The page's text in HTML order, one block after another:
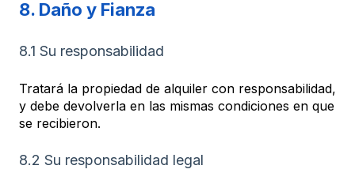
8. Daño y Fianza
8.1 Su responsabilidad
Tratará la propiedad de alquiler con responsabilidad,
y debe devolverla en las mismas condiciones en que
se recibieron.
8.2 Su responsabilidad legal